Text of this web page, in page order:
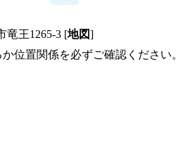
竜王1265-3 [地図]
位置関係を必ずご確認ください。